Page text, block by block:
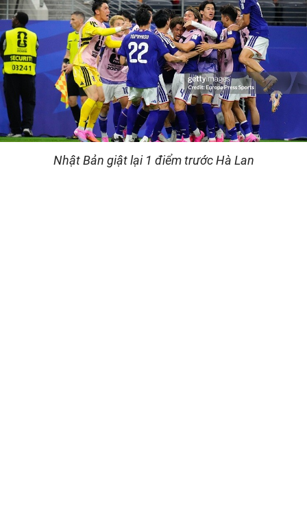
Nhật Bản giật lại 1 điểm trước Hà Lan